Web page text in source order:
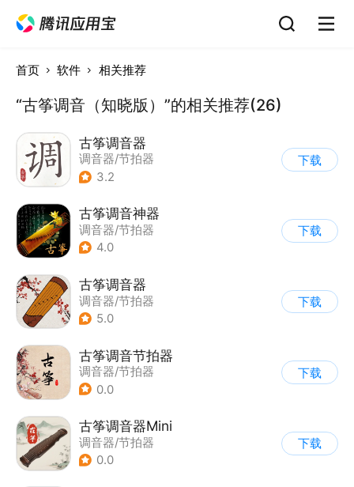
首页 软件 相关推荐
“古筝调音（知晓版）”的相关推荐(26)
古筝调音器
调音器/节拍器
3.2
下载
古筝调音神器
调音器/节拍器
4.0
下载
古筝调音器
调音器/节拍器
5.0
下载
古筝调音节拍器
调音器/节拍器
0.0
下载
古筝调音器Mini
调音器/节拍器
0.0
下载